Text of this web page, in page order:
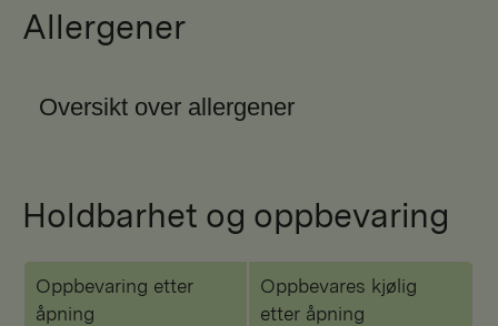
Allergener
Oversikt over allergener
Holdbarhet og oppbevaring
Oppbevaring etter
åpning
Oppbevares kjølig
etter åpning